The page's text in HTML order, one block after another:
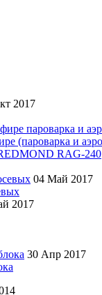
2017
(пароварка и
04 Май 2017
2017
30 Апр 2017